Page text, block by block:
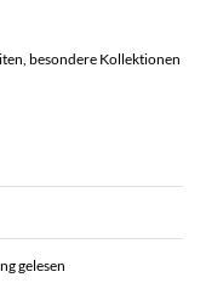
besondere Kollektionen
gelesen